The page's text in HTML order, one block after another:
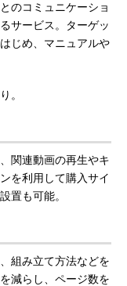
のコミュニケーショ
サービス。ターゲッ
じめ、マニュアルや
。
関連動画の再生やキ
を利用して購入サイ
置も可能。
組み立て方法などを
減らし、ページ数を